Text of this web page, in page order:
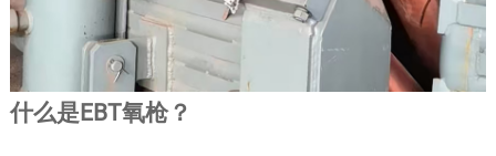
什么是EBT氧枪？